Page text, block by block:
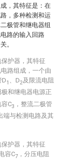
，其特征是：在
，多种检测和运
极管和继电器组
路的输入回路
。
护器，其特征
路组成，一个由
D1 、D2及限流电阻
和继电器电源正
容C3 ，整流二极管
端与检测电路及其
护器，其特征
容C7 ，分压电阻